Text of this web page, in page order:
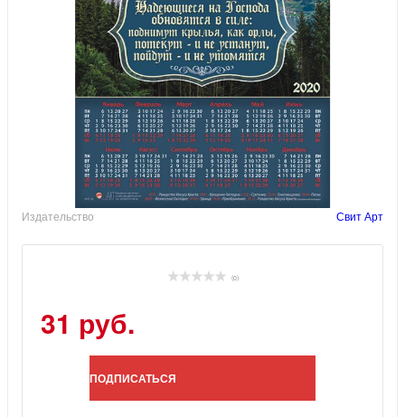
Издательство Свит Арт
(0)
31 руб.
ПОДПИСАТЬСЯ